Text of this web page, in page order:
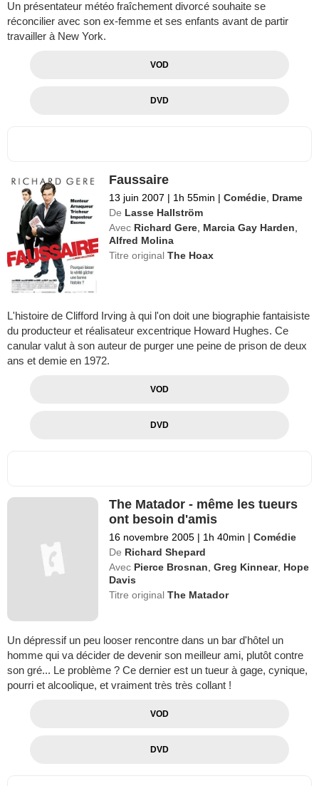
Un présentateur météo fraîchement divorcé souhaite se
réconcilier avec son ex-femme et ses enfants avant de partir
travailler à New York.
VOD
DVD
Faussaire
13 juin 2007 | 1h 55min | Comédie Drame
De Lasse Hallström
Avec Richard Gere Marcia Gay Harden
Alfred Molina
Titre originalThe Hoax
L'histoire de Clifford Irving à qui l'on doit une biographie fantaisiste
du producteur et réalisateur excentrique Howard Hughes. Ce
canular valut à son auteur de purger une peine de prison de deux
ans et demie en 1972.
VOD
DVD
The Matador - même les tueurs
ont besoin d'amis
16 novembre 2005 | 1h 40min | Comédie
De Richard Shepard
Avec Pierce Brosnan ,Greg Kinnear, Hope
Davis
Titre originalThe Matador
Un dépressif un peu looser rencontre dans un bar d'hôtel un
homme qui va décider de devenir son meilleur ami, plutôt contre
son gré... Le problème ? Ce dernier est un tueur à gage, cynique,
pourri et alcoolique, et vraiment très très collant !
VOD
DVD